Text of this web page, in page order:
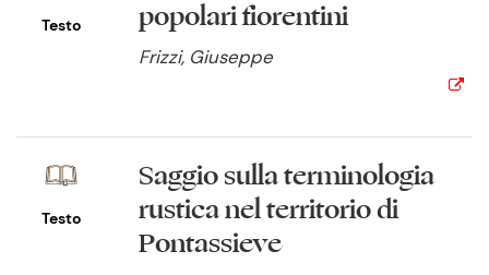
Testo
popolari fiorentini
Frizzi, Giuseppe
Testo
Saggio sulla terminologia
rustica nel territorio di
Pontassieve